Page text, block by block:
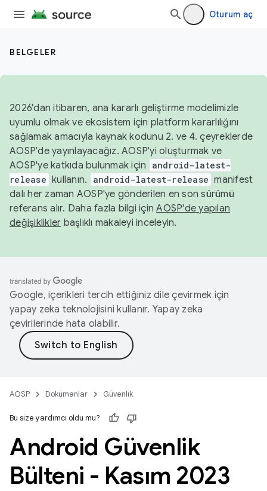
Oturum aç
BELGELER
2026'dan itibaren, ana kararlı geliştirme modelimizle
uyumlu olmak ve ekosistem için platform kararlılığını
sağlamak amacıyla kaynak kodunu 2. ve 4. çeyreklerde
AOSP'de yayınlayacağız. AOSP'yi oluşturmak ve
AOSP'ye katkıda bulunmak için
android-latest-
release kullanın. android-latest-release manifest
dalı her zaman AOSP'ye gönderilen en son sürümü
referans alır. Daha fazla bilgi içinAOSP'de yapılan
değişiklikler başlıklı makaleyi inceleyin.
Google, içerikleri tercih ettiğiniz dile çevirmek için
yapay zeka teknolojisini kullanır. Yapay zeka
çevirilerinde hata olabilir.
AOSP Dokümanlar Güvenlik
Bu size yardımcı oldu mu?
Android Güvenlik
Bülteni - Kasım 2023